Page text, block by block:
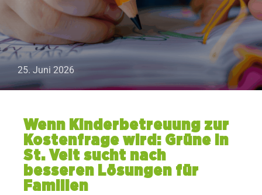
25. Juni 2026
Wenn Kinderbetreuung zur
Kostenfrage wird: Grüne in
St. Veit sucht nach
besseren Lösungen für
Familien